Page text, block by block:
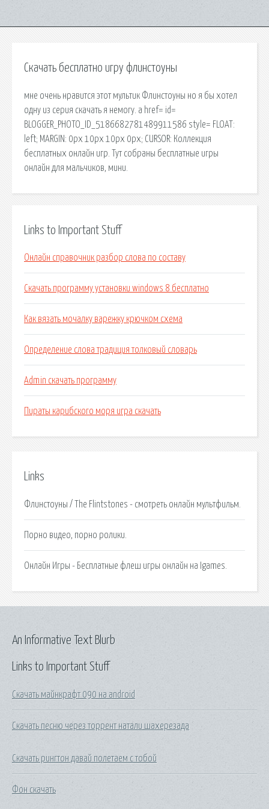
Скачать бесплатно игру флинстоуны
мне очень нравится этот мультик Флинстоуны но я бы хотел
одну из серия скачать я немогу. a href= id=
BLOGGER_PHOTO_ID_5186682781489911586 style= FLOAT:
left; MARGIN: 0px 10px 10px 0px; CURSOR: Коллекция
бесплатных онлайн игр. Тут собраны бесплатные игры
онлайн для мальчиков, мини.
Links to Important Stuff
Онлайн справочник разбор слова по составу
Скачать программу установки windows 8 бесплатно
Как вязать мочалку варежку крючком схема
Определение слова традиция толковый словарь
Admin скачать программу
Пираты карибского моря игра скачать
Links
Флинстоуны / The Flintstones - смотреть онлайн мультфильм.
Порно видео, порно ролики.
Онлайн Игры - Бесплатные флеш игры онлайн на Igames.
Links to Important Stuff
Скачать майнкрафт 090 на android
Скачать песню через торрент натали шахерезада
Скачать рингтон давай полетаем с тобой
Фон скачать
An Informative Text Blurb